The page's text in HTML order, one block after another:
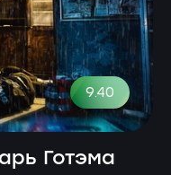
9.40
Готэма